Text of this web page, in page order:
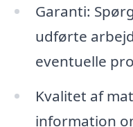
Garanti:
udførte
eventuelle
Kvalitet af
information